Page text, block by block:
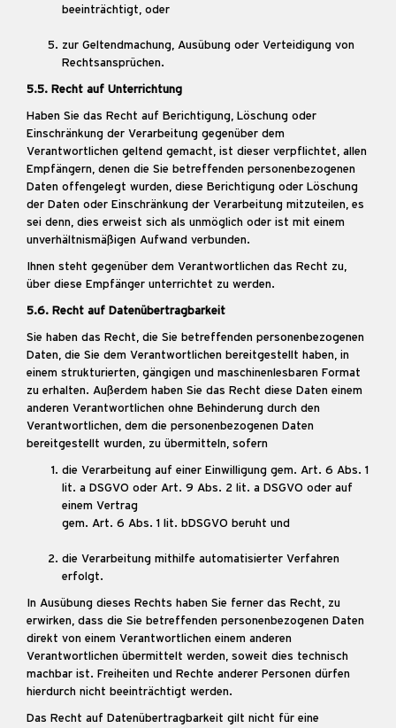
beeinträchtigt, oder
zur Geltendmachung, Ausübung oder Verteidigung von
Rechtsansprüchen.
5.5. Recht auf Unterrichtung
Haben Sie das Recht auf Berichtigung, Löschung oder
Einschränkung der Verarbeitung gegenüber dem
Verantwortlichen geltend gemacht, ist dieser verpflichtet, allen
Empfängern, denen die Sie betreffenden personenbezogenen
Daten offengelegt wurden, diese Berichtigung oder Löschung
der Daten oder Einschränkung der Verarbeitung mitzuteilen, es
sei denn, dies erweist sich als unmöglich oder ist mit einem
unverhältnismäßigen Aufwand verbunden.
Ihnen steht gegenüber dem Verantwortlichen das Recht zu,
über diese Empfänger unterrichtet zu werden.
5.6. Recht auf Datenübertragbarkeit
Sie haben das Recht, die Sie betreffenden personenbezogenen
Daten, die Sie dem Verantwortlichen bereitgestellt haben, in
einem strukturierten, gängigen und maschinenlesbaren Format
zu erhalten. Außerdem haben Sie das Recht diese Daten einem
anderen Verantwortlichen ohne Behinderung durch den
Verantwortlichen, dem die personenbezogenen Daten
bereitgestellt wurden, zu übermitteln, sofern
die Verarbeitung auf einer Einwilligung gem. Art. 6 Abs. 1
lit. a DSGVO oder Art. 9 Abs. 2 lit. a DSGVO oder auf
einem Vertrag
gem. Art. 6 Abs. 1 lit. bDSGVO beruht und
die Verarbeitung mithilfe automatisierter Verfahren
erfolgt.
In Ausübung dieses Rechts haben Sie ferner das Recht, zu
erwirken, dass die Sie betreffenden personenbezogenen Daten
direkt von einem Verantwortlichen einem anderen
Verantwortlichen übermittelt werden, soweit dies technisch
machbar ist. Freiheiten und Rechte anderer Personen dürfen
hierdurch nicht beeinträchtigt werden.
Das Recht auf Datenübertragbarkeit gilt nicht für eine